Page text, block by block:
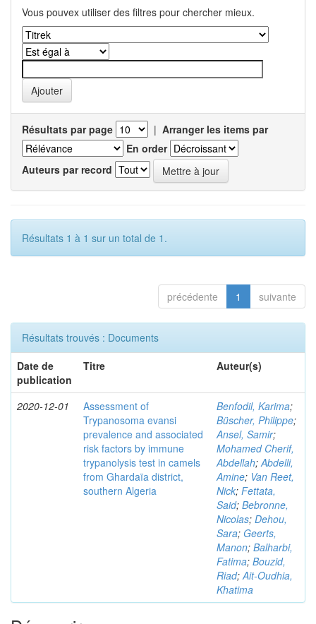
Vous pouvex utiliser des filtres pour chercher mieux.
Résultats par page | Arranger les items par
En order
Auteurs par record
Résultats 1 à 1 sur un total de 1.
précédente 1 suivante
Résultats trouvés : Documents
Date de
publication
Titre Auteur(s)
2020-12-01
Assessment of
Trypanosoma evansi
prevalence and associated
risk factors by immune
trypanolysis test in camels
from Ghardaïa district,
southern Algeria
Benfodil, Karima;
Büscher, Philippe;
Ansel, Samir;
Mohamed Cherif,
Abdellah;Abdelli,
Amine; Van Reet,
Nick; Fettata,
Said; Bebronne,
Nicolas; Dehou,
Sara; Geerts,
Manon; Balharbi,
Fatima; Bouzid,
Riad;Ait-Oudhia,
Khatima